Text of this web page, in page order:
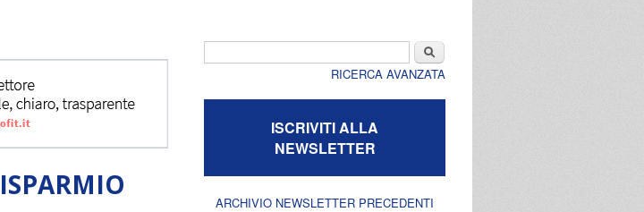
Cerca
RICERCA AVANZATA
ISCRIVITI ALLA
NEWSLETTER
ARCHIVIO NEWSLETTER PRECEDENTI